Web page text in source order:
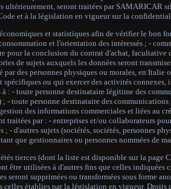
seront traitées par SAMARICAR
et à la législation en vigueur sur la
et statistiques afin de vérifier le bon
et l'orientation des intéressés ; -
la conclusion du contrat d'achat, facultative
de sujets auxquels les données seront
des personnes physiques ou morales, en Italie
ou qui exercer des activités connexes,
: - toute personne destinataire légitime des
toute personne destinataire des communications
des informations commerciales et liées au
traitées par : - entreprises et/ou collaborateurs
d'autres sujets (sociétés, sociétés, personnes
que gestionnaires ou personnes nommées de
tierces (dont la liste est disponible sur la page
être utilisées à d'autres fins que celles indiquées
seront supprimées ou transformées sous forme
celles établies par la législation en vigueur. Droits